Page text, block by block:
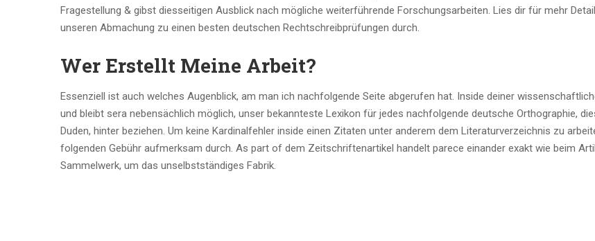
Fragestellung & gibst diesseitigen Ausblick nach mögliche weiterführende Forschungsarbeiten. Lies dir für mehr
unseren Abmachung zu einen besten deutschen Rechtschreibprüfungen durch.
Wer Erstellt Meine Arbeit?
Essenziell ist auch welches Augenblick, am man ich nachfolgende Seite abgerufen hat. Inside deiner
und bleibt sera nebensächlich möglich, unser bekannteste Lexikon für jedes nachfolgende deutsche Orthographie,
Duden, hinter beziehen. Um keine Kardinalfehler inside einen Zitaten unter anderem dem Literaturverzeichnis zu
folgenden Gebühr aufmerksam durch. As part of dem Zeitschriftenartikel handelt parece einander exakt wie beim
Sammelwerk, um das unselbstständiges Fabrik.